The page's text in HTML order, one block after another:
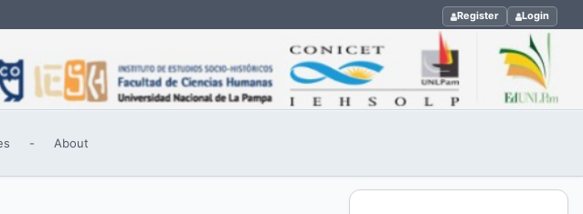
Register Login
- About